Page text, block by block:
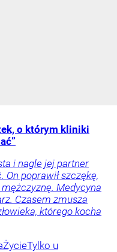
o którym kliniki
i nagle jej partner
On poprawił szczękę,
Medycyna
Czasem zmusza
którego kocha
ŻycieTylko u